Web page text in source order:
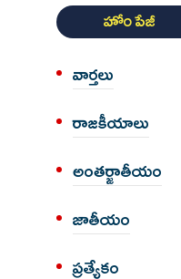
హోం పేజీ
వార్త‌లు
రాజకీయాలు
అంత‌ర్జాతీయం
జాతీయం
ప్రత్యేకం